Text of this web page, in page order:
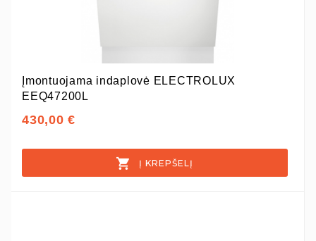
Įmontuojama indaplovė ELECTROLUX
EEQ47200L
430,00 €
Į KREPŠELĮ